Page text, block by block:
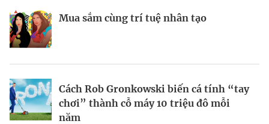
Mua sắm cùng trí tuệ nhân tạo
Cách Rob Gronkowski biến cá tính “tay
chơi” thành cỗ máy 10 triệu đô mỗi
năm
Nhà sáng lập 25 tuổi và tham vọng lật
Thợ săn khoản vay
Kiểm soát bất ổn và bảo vệ sức khỏe
BRANDCONNECT | Brand Contributor
Champagne hàng đầu cho chất riêng
mùa lễ hội